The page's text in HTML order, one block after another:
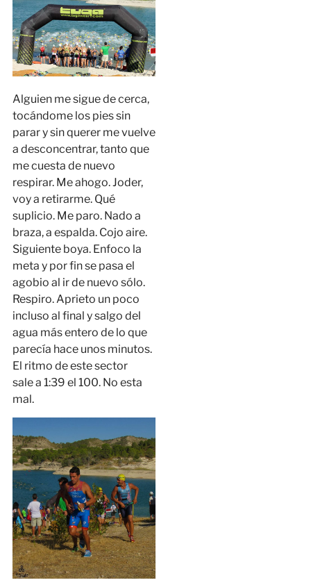
Alguien me sigue de cerca,
tocándome los pies sin
parar y sin querer me vuelve
a desconcentrar, tanto que
me cuesta de nuevo
respirar. Me ahogo. Joder,
voy a retirarme. Qué
suplicio. Me paro. Nado a
braza, a espalda. Cojo aire.
Siguiente boya. Enfoco la
meta y por fin se pasa el
agobio al ir de nuevo sólo.
Respiro. Aprieto un poco
incluso al final y salgo del
agua más entero de lo que
parecía hace unos minutos.
El ritmo de este sector
sale a 1:39 el 100. No esta
mal.